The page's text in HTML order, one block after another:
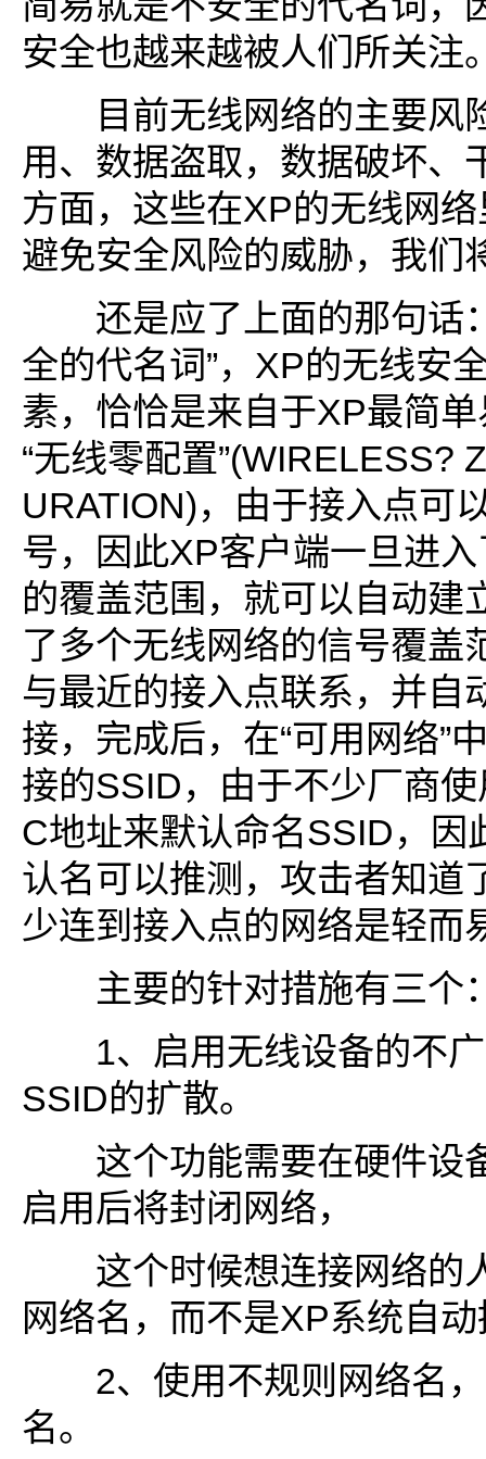
安全也越来越被人们所关注
目前无线网络的主要风
用、数据盗取，数据破坏、
方面，这些在XP的无线网
避免安全风险的威胁，我们
还是应了上面的那句话
全的代名词”，XP的无线安
素，恰恰是来自于XP最简
“无线零配置”(WIRELESS?
URATION)，由于接入点可
号，因此XP客户端一旦进
的覆盖范围，就可以自动建
了多个无线网络的信号覆盖
与最近的接入点联系，并自
接，完成后，在“可用网络”
接的SSID，由于不少厂商
C地址来默认命名SSID，因
认名可以推测，攻击者知道
少连到接入点的网络是轻而
主要的针对措施有三个
1、启用无线设备的不广
SSID的扩散。
这个功能需要在硬件设
启用后将封闭网络，
这个时候想连接网络的
网络名，而不是XP系统自
2、使用不规则网络名，
名。